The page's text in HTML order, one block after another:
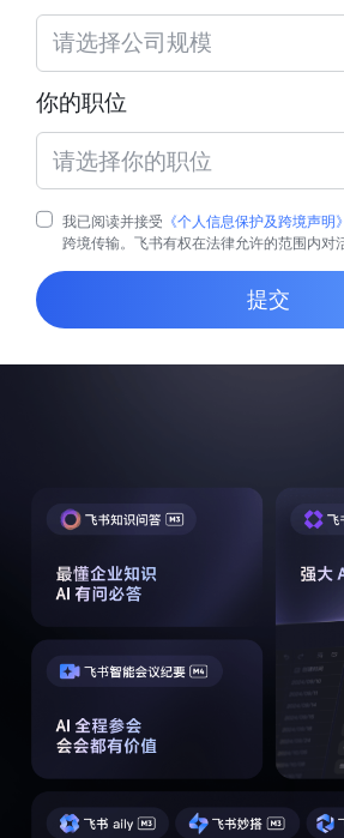
请选择公司规模
你的职位
请选择你的职位
我已阅读并接受 《个人信息保护及跨境声明》
跨境传输。飞书有权在法律允许的范围内对
提交